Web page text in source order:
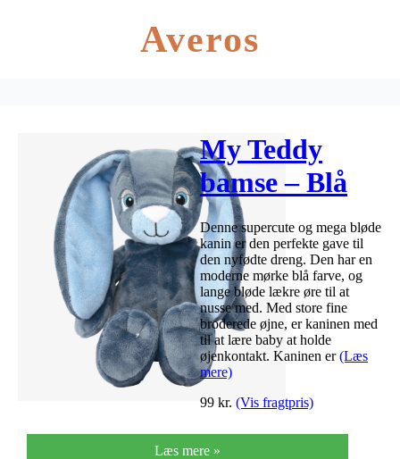
Averos
My Teddy
bamse – Blå
kanin
Denne supercute og mega bløde
kanin er den perfekte gave til
den nyfødte dreng. Den har en
moderne mørke blå farve, og
lange bløde lækre øre til at
nusse med. Med store fine
broderede øjne, er kaninen med
til at lære baby at holde
øjenkontakt. Kaninen er(Læs
mere)
99 kr. (Vis fragtpris)
Læs mere »